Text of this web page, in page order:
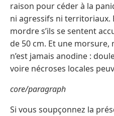
raison pour céder à la
ni agressifs ni territoriaux.
mordre s’ils se sentent
de 50 cm. Et une morsure,
n’est jamais anodine :
voire nécroses locales
core/paragraph
Si vous soupçonnez la